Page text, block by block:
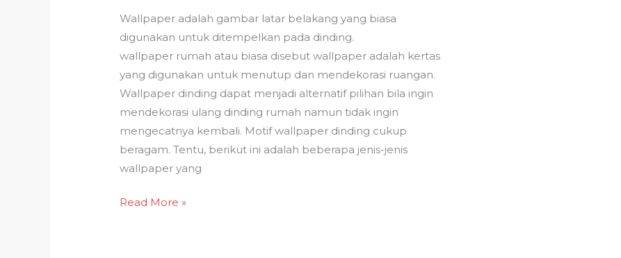
Wallpaper adalah gambar latar belakang yang biasa
digunakan untuk ditempelkan pada dinding.
wallpaper rumah atau biasa disebut wallpaper adalah kertas
yang digunakan untuk menutup dan mendekorasi ruangan.
Wallpaper dinding dapat menjadi alternatif pilihan bila ingin
mendekorasi ulang dinding rumah namun tidak ingin
mengecatnya kembali. Motif wallpaper dinding cukup
beragam. Tentu, berikut ini adalah beberapa jenis-jenis
wallpaper yang
Read More »